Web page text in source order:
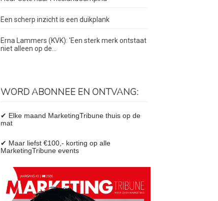
Een scherp inzicht is een duikplank
Erna Lammers (KVK): 'Een sterk merk ontstaat
niet alleen op de...
WORD ABONNEE EN ONTVANG:
✔ Elke maand MarketingTribune thuis op de
mat
✔ Maar liefst €100,- korting op alle
MarketingTribune events